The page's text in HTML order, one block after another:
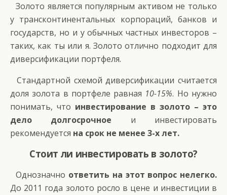
Золото является популярным активом не только
у трансконтинентальных корпораций, банков и
государств, но и у обычных частных инвесторов –
таких, как ты или я. Золото отлично подходит для
диверсификации портфеля.
Стандартной схемой диверсификации считается
доля золота в портфеле равная 10-15%. Но нужно
понимать, что инвестирование в золото – это
дело долгосрочное и инвестировать
рекомендуется на срок не менее 3-х лет.
Стоит ли инвестировать в золото?
Однозначно ответить на этот вопрос нелегко.
До 2011 года золото росло в цене и инвестиции в